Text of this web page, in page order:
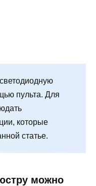
пульта. Для
которые
статье.
можно